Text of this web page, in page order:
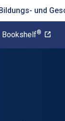
und
Bookshelf®